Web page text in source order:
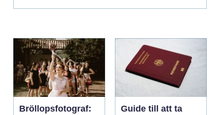
Bröllopsfotograf:
Guide till att ta